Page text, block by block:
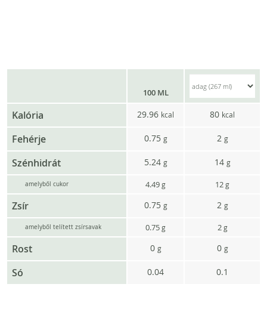
100 ML
Kalória 29.96 kcal 80 kcal
Fehérje 0.75 g 2 g
Szénhidrát 5.24 g 14 g
amelyből cukor 4.49g 12g
Zsír 0.75 g 2 g
amelyből telített zsírsavak 0.75g 2 g
Rost 0 g 0 g
Só 0.04 0.1